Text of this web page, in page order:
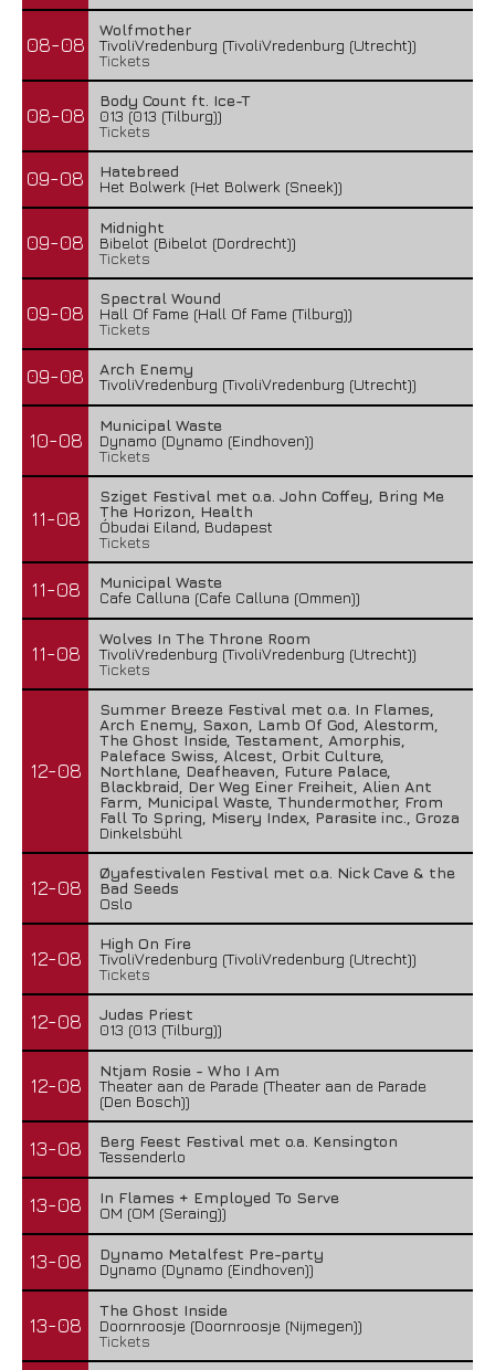
08-08
Wolfmother
TivoliVredenburg (TivoliVredenburg (Utrecht))
Tickets
08-08
Body Count ft. Ice-T
013 (013 (Tilburg))
Tickets
09-08
Hatebreed
Het Bolwerk (Het Bolwerk (Sneek))
09-08
Midnight
Bibelot (Bibelot (Dordrecht))
Tickets
09-08
Spectral Wound
Hall Of Fame (Hall Of Fame (Tilburg))
Tickets
09-08
Arch Enemy
TivoliVredenburg (TivoliVredenburg (Utrecht))
10-08
Municipal Waste
Dynamo (Dynamo (Eindhoven))
Tickets
11-08
Sziget Festival met o.a. John Coffey, Bring Me
The Horizon, Health
Óbudai Eiland, Budapest
Tickets
11-08
Municipal Waste
Cafe Calluna (Cafe Calluna (Ommen))
11-08
Wolves In The Throne Room
TivoliVredenburg (TivoliVredenburg (Utrecht))
Tickets
12-08
Summer Breeze Festival met o.a. In Flames,
Arch Enemy, Saxon, Lamb Of God, Alestorm,
The Ghost Inside, Testament, Amorphis,
Paleface Swiss, Alcest, Orbit Culture,
Northlane, Deafheaven, Future Palace,
Blackbraid, Der Weg Einer Freiheit, Alien Ant
Farm, Municipal Waste, Thundermother, From
Fall To Spring, Misery Index, Parasite inc., Groza
Dinkelsbühl
12-08
Øyafestivalen Festival met o.a. Nick Cave & the
Bad Seeds
Oslo
12-08
High On Fire
TivoliVredenburg (TivoliVredenburg (Utrecht))
Tickets
12-08
Judas Priest
013 (013 (Tilburg))
12-08
Ntjam Rosie - Who I Am
Theater aan de Parade (Theater aan de Parade
(Den Bosch))
13-08
Berg Feest Festival met o.a. Kensington
Tessenderlo
13-08
In Flames + Employed To Serve
OM (OM (Seraing))
13-08
Dynamo Metalfest Pre-party
Dynamo (Dynamo (Eindhoven))
13-08
The Ghost Inside
Doornroosje (Doornroosje (Nijmegen))
Tickets